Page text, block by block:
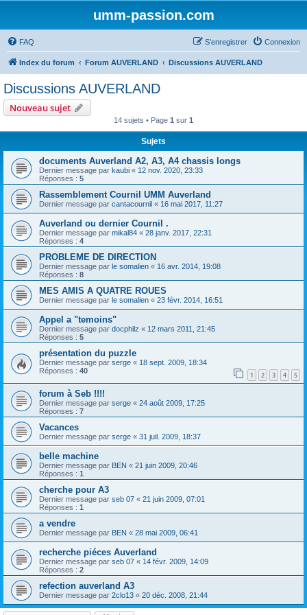
umm-passion.com
FAQ Connexion
S’enregistrer
Index du forum Forum AUVERLAND Discussions AUVERLAND
Discussions AUVERLAND
Nouveau sujet
14 sujets • Page 1 sur 1
Sujets
documents Auverland A2, A3, A4 chassis longs
Dernier message par kaubi « 12 nov. 2020, 23:33
Réponses : 5
Rassemblement Cournil UMM Auverland
Dernier message par cantacournil « 16 mai 2017, 11:27
Auverland ou dernier Cournil .
Dernier message par mikal84 « 28 janv. 2017, 22:31
Réponses : 4
PROBLEME DE DIRECTION
Dernier message par le somalien « 16 avr. 2014, 19:08
Réponses : 8
MES AMIS A QUATRE ROUES
Dernier message par le somalien « 23 févr. 2014, 16:51
Appel a "temoins"
Dernier message par docphilz « 12 mars 2011, 21:45
Réponses : 5
présentation du puzzle
Dernier message par serge « 18 sept. 2009, 18:34
Réponses : 40 1 2 3 4 5
forum à Seb !!!!
Dernier message par serge « 24 août 2009, 17:25
Réponses : 7
Vacances
Dernier message par serge « 31 juil. 2009, 18:37
belle machine
Dernier message par BEN « 21 juin 2009, 20:46
Réponses : 1
cherche pour A3
Dernier message par seb 07 « 21 juin 2009, 07:01
Réponses : 1
a vendre
Dernier message par BEN « 28 mai 2009, 06:41
recherche piéces Auverland
Dernier message par seb 07 « 14 févr. 2009, 14:09
Réponses : 2
refection auverland A3
Dernier message par 2clo13 « 20 déc. 2008, 21:44